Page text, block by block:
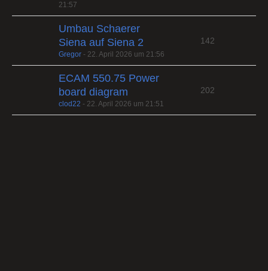
21:57
Umbau Schaerer
Siena auf Siena 2
Gregor - 22. April 2026 um 21:56
142
ECAM 550.75 Power
board diagram
clod22 - 22. April 2026 um 21:51
202